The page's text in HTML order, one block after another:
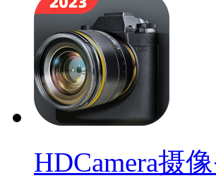
HDCamera摄